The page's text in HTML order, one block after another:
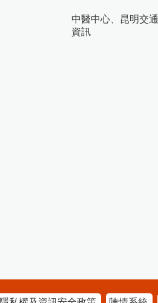
中醫中心、昆明交通
資訊